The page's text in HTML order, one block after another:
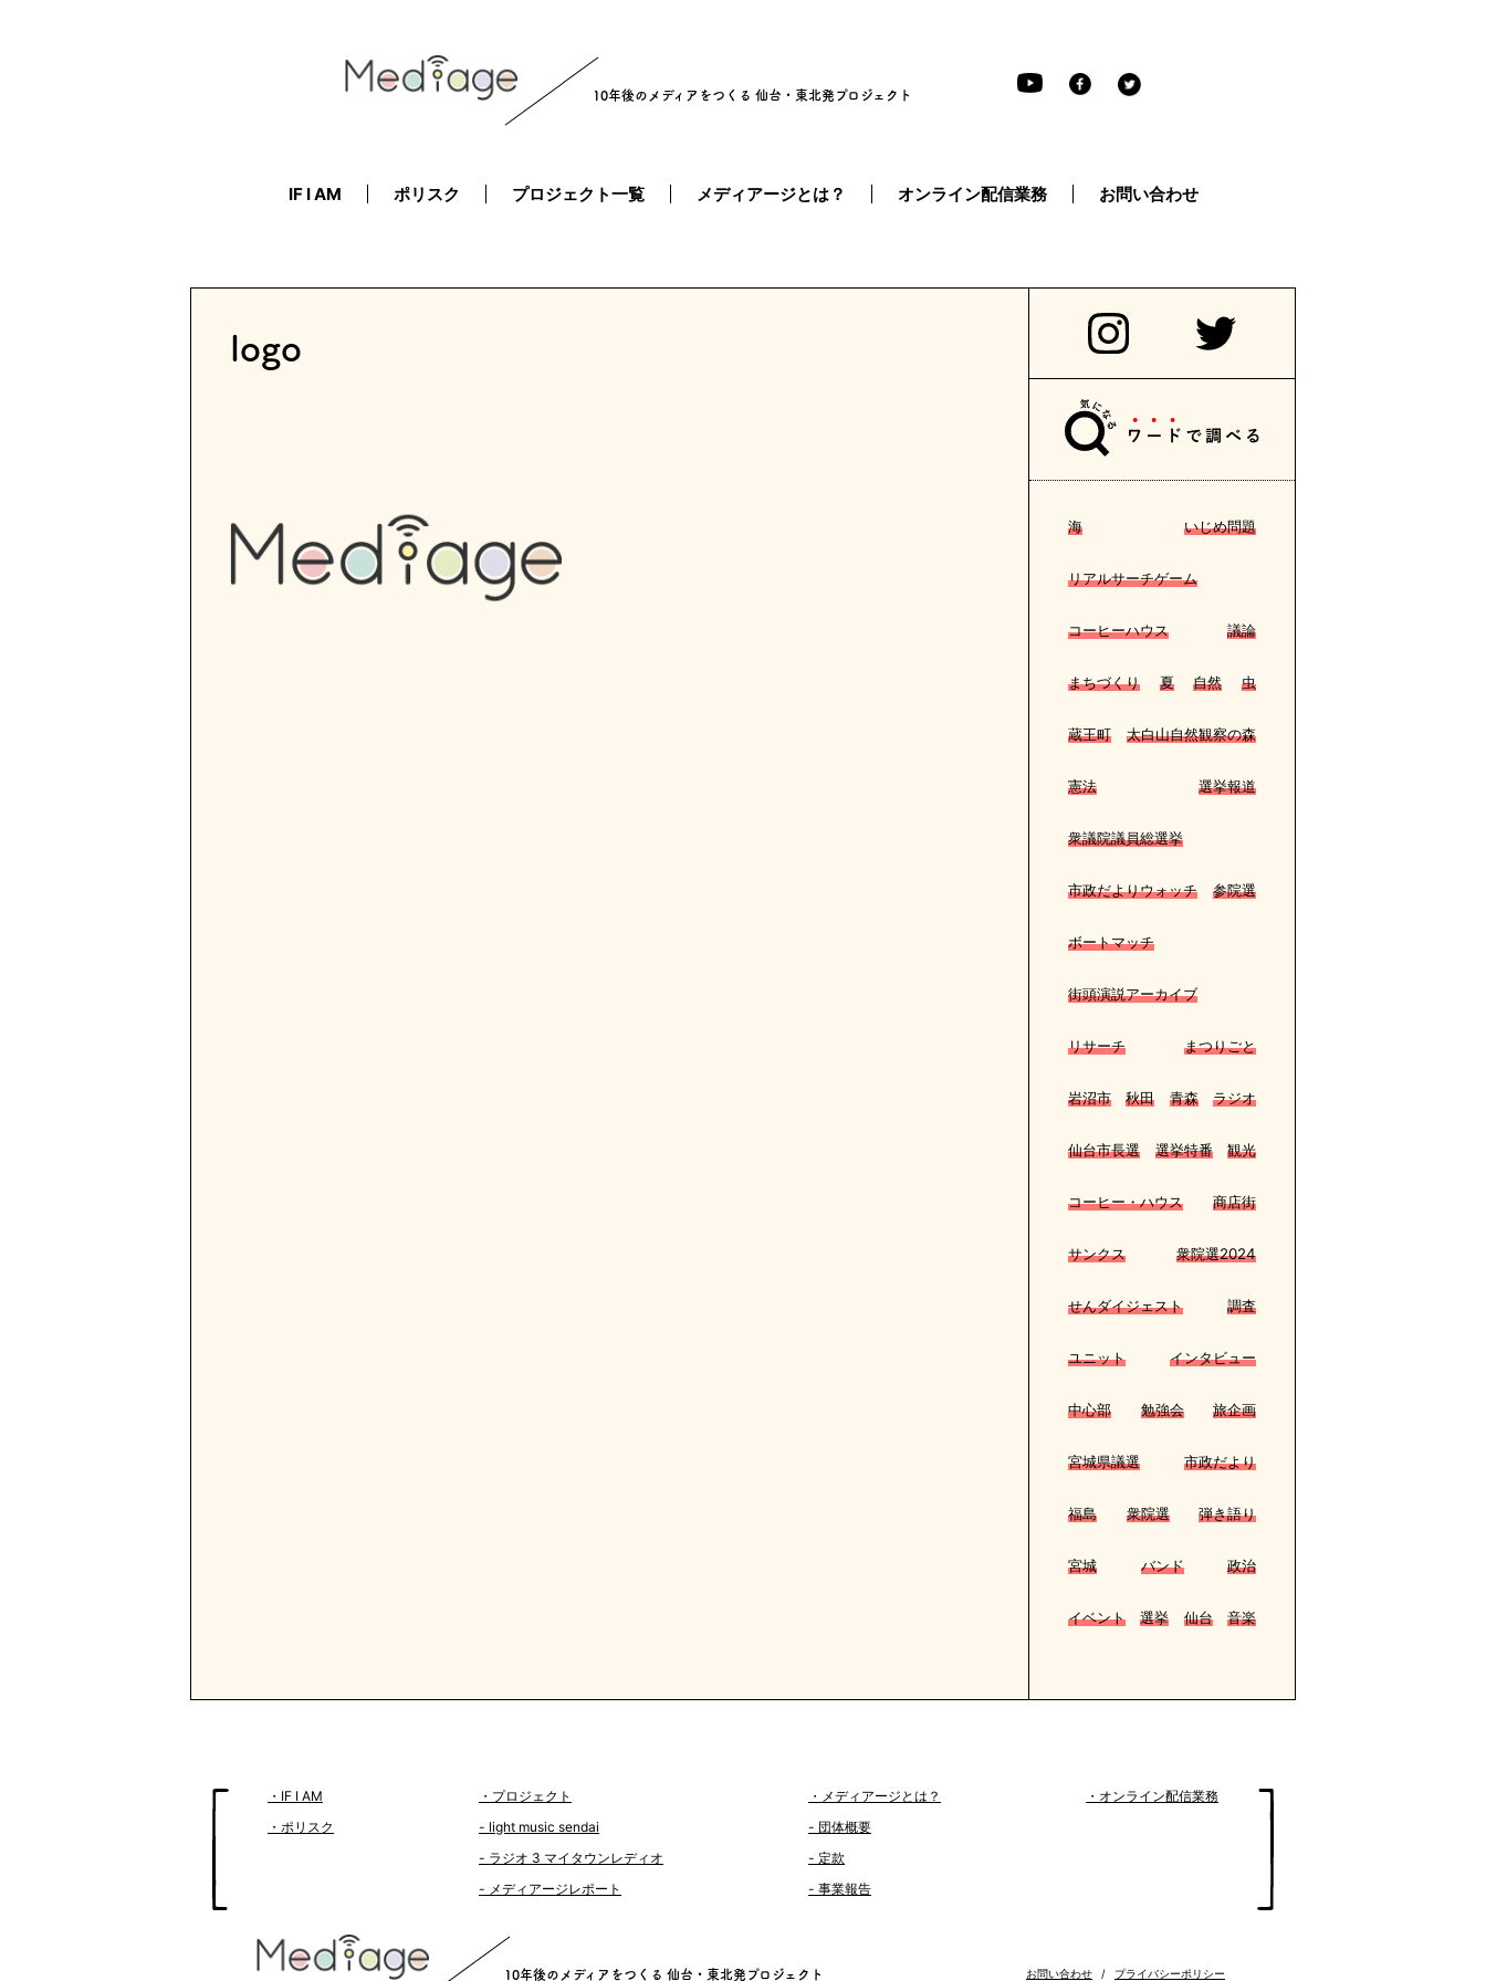
10年後のメディアをつくる 仙台・東北発プロジェクト
IF I AM ポリスク プロジェクト一覧 メディアージとは？ オンライン配信業務 お問い合わせ
海 いじめ問題
リアルサーチゲーム
コーヒーハウス 議論
まちづくり 夏 自然 虫
蔵王町 太白山自然観察の森
憲法 選挙報道
衆議院議員総選挙
市政だよりウォッチ 参院選
ボートマッチ
街頭演説アーカイブ
リサーチ まつりごと
岩沼市 秋田 青森 ラジオ
仙台市長選 選挙特番 観光
コーヒー・ハウス 商店街
サンクス 衆院選2024
せんダイジェスト 調査
ユニット インタビュー
中心部 勉強会 旅企画
宮城県議選 市政だより
福島 衆院選 弾き語り
宮城 バンド 政治
イベント 選挙 仙台 音楽
logo
・IF I AM
・ポリスク
・プロジェクト
- light music sendai
- ラジオ 3 マイタウンレディオ
- メディアージレポート
・メディアージとは？
- 団体概要
- 定款
- 事業報告
・オンライン配信業務
10年後のメディアをつくる 仙台・東北発プロジェクト お問い合わせ / プライバシーポリシー